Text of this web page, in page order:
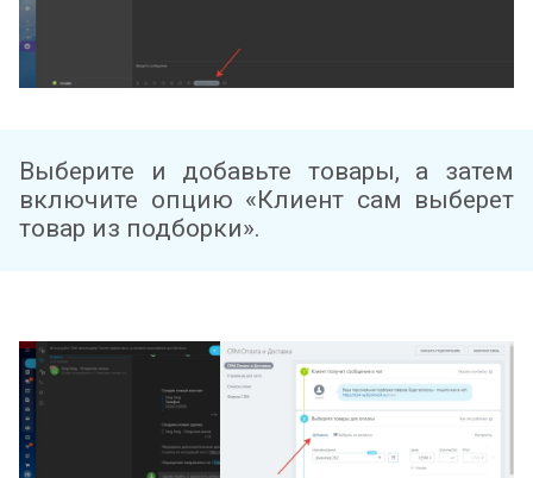
Выберите и добавьте товары, а затем
включите опцию «Клиент сам выберет
товар из подборки».